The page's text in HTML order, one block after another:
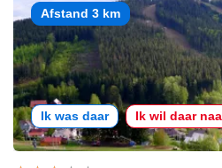
Afstand 3 km
Ik was daar Ik wil daar